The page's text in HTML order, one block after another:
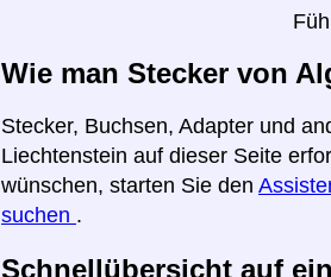
Wie man Stecker von
Stecker, Buchsen, Adapter und
Liechtenstein auf dieser Seite
wünschen, starten Sie den
suchen .
Schnellübersicht auf